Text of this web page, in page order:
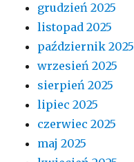
grudzień 2025
listopad 2025
październik 2025
wrzesień 2025
sierpień 2025
lipiec 2025
czerwiec 2025
maj 2025